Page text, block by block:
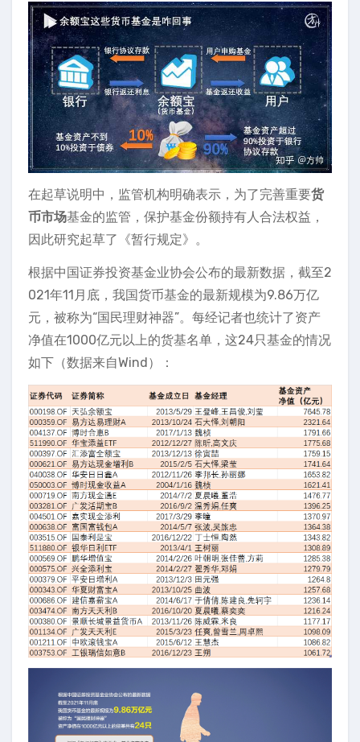
在起草说明中，监管机构明确表示，为了完善重要货
币市场基金的监管，保护基金份额持有人合法权益，
因此研究起草了《暂行规定》。
根据中国证券投资基金业协会公布的最新数据，截至2
021年11月底，我国货币基金的最新规模为9.86万亿
元，被称为“国民理财神器”。每经记者也统计了资产
净值在1000亿元以上的货基名单，这24只基金的情况
如下（数据来自Wind）：